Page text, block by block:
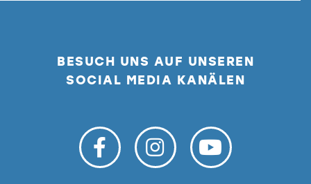
BESUCH UNS AUF UNSEREN
SOCIAL MEDIA KANÄLEN